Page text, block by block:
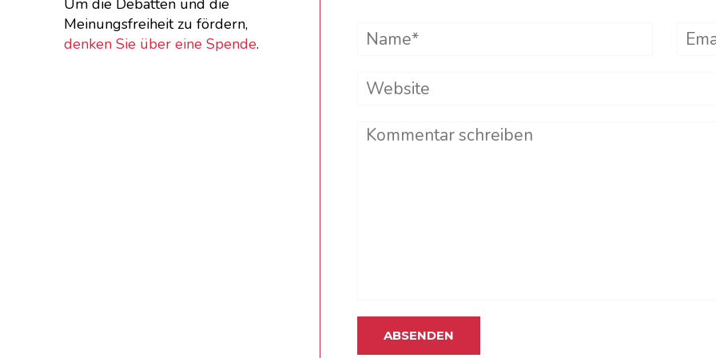
Name*
Website
Comment
Meinungsfreiheit zu fördern,
denken Sie über eine Spende.